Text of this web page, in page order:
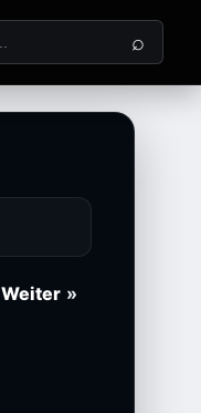
⌕
Weiter »